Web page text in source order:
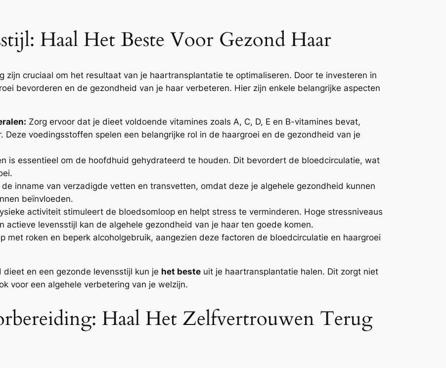
Haal Het Beste Voor Gezond Haar
zijn cruciaal om het resultaat van je haartransplantatie te optimaliseren. Door te investeren in
bevorderen en de gezondheid van je haar verbeteren. Hier zijn enkele belangrijke aspecten
Zorg ervoor dat je dieet voldoende vitamines zoals A, C, D, E en B-vitamines bevat,
Deze voedingsstoffen spelen een belangrijke rol in de haargroei en de gezondheid van je
is essentieel om de hoofdhuid gehydrateerd te houden. Dit bevordert de bloedcirculatie, wat
de inname van verzadigde vetten en transvetten, omdat deze je algehele gezondheid kunnen
beïnvloeden.
activiteit stimuleert de bloedsomloop en helpt stress te verminderen. Hoge stressniveaus
actieve levensstijl kan de algehele gezondheid van je haar ten goede komen.
met roken en beperk alcoholgebruik, aangezien deze factoren de bloedcirculatie en haargroei
en een gezonde levensstijl kun je het beste uit je haartransplantatie halen. Dit zorgt niet
voor een algehele verbetering van je welzijn.
Haal Het Zelf­vertrouwen Terug